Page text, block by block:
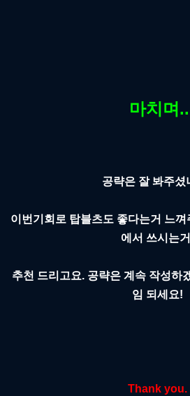
마치며..
공략은 잘 봐주셨
이번기회로 탑블츠도 좋다는거 느
에서 쓰시는거
추천 드리고요. 공략은 계속 작성하
임 되세요!
Thank you.